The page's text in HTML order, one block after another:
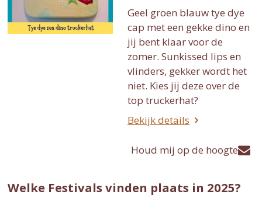
Geel groen blauw tye dye
cap met een gekke dino en
jij bent klaar voor de
zomer. Sunkissed lips en
vlinders, gekker wordt het
niet. Kies jij deze over de
top truckerhat?
Bekijk details
Houd mij op de hoogte
Welke Festivals vinden plaats in 2025?